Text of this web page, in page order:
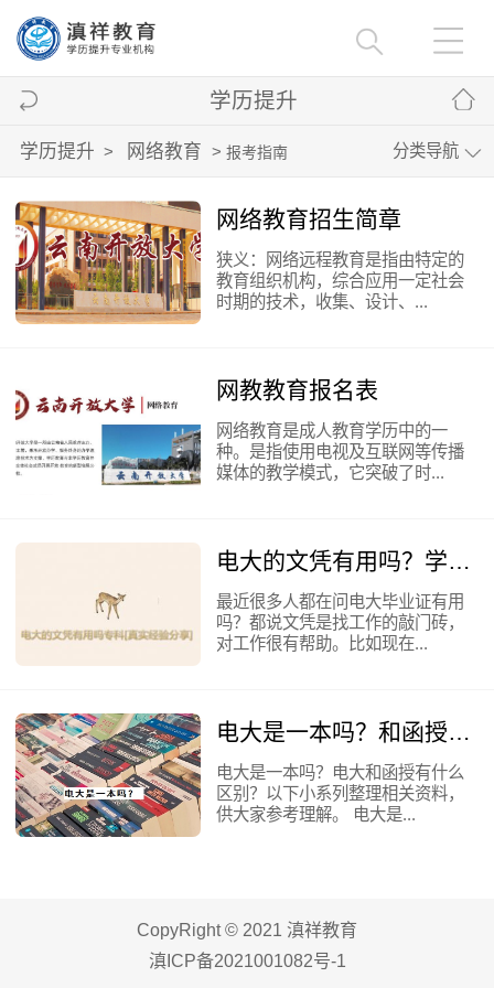
学历提升
分类导航
学历提升 > 网络教育 > 报考指南
网络教育招生简章
狭义：网络远程教育是指由特定的
教育组织机构，综合应用一定社会
时期的技术，收集、设计、...
网教教育报名表
网络教育是成人教育学历中的一
种。是指使用电视及互联网等传播
媒体的教学模式，它突破了时...
电大的文凭有用吗？学姐分享自己的实战经验
最近很多人都在问电大毕业证有用
吗？都说文凭是找工作的敲门砖，
对工作很有帮助。比如现在...
电大是一本吗？和函授有什么区别呢？
电大是一本吗？电大和函授有什么
区别？以下小系列整理相关资料，
供大家参考理解。 电大是...
CopyRight © 2021 滇祥教育
滇ICP备2021001082号-1